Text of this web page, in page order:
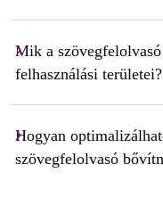
Mik a
felhasználási területei?
Hogyan
szövegfelolvasó